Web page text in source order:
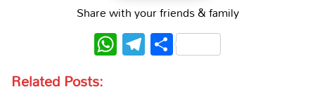
Share with your friends & family
WhatsApp
Telegram
Share
Related Posts: